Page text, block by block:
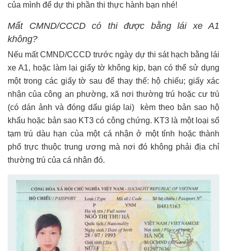
của mình để dự thi phần thi thực hành bạn nhé!
Mất CMND/CCCD có thi được bằng lái xe A1
không?
Nếu mất CMND/CCCD trước ngày dự thi sát hạch bằng lái
xe A1, hoặc làm lại giấy tờ không kịp, bạn có thể sử dụng
một trong các giấy tờ sau để thay thế: hộ chiếu; giấy xác
nhận của công an phường, xã nơi thường trú hoặc cư trú
(có dán ảnh và đóng dấu giáp lai) kèm theo bản sao hộ
khẩu hoặc bản sao KT3 có công chứng. KT3 là một loại sổ
tạm trú dàu hạn của một cá nhận ở một tỉnh hoặc thành
phố trực thuộc trung ương mà nơi đó không phải địa chỉ
thường trú của cá nhân đó.